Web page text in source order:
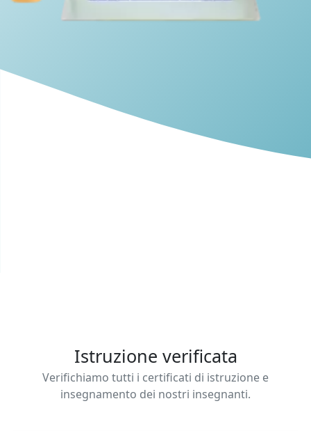
Istruzione verificata
Verifichiamo tutti i certificati di istruzione e
insegnamento dei nostri insegnanti.